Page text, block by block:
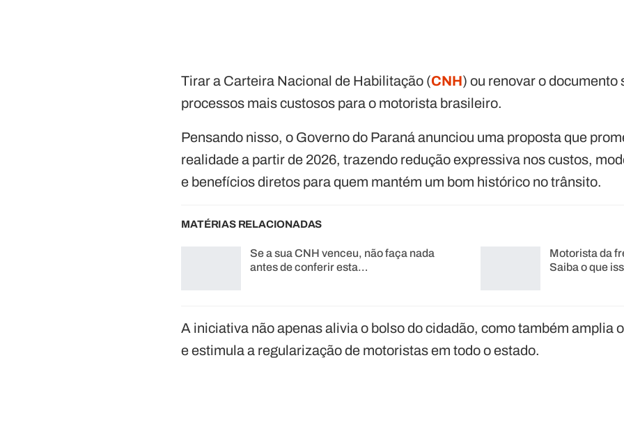
Tirar a Carteira Nacional de Habilitação (CNH) ou renovar o documento
processos mais custosos para o motorista brasileiro.
Pensando nisso, o Governo do Paraná anunciou uma proposta que
realidade a partir de 2026, trazendo redução expressiva nos custos,
e benefícios diretos para quem mantém um bom histórico no trânsito.
MATÉRIAS RELACIONADAS
Se a sua CNH venceu, não faça nada
antes de conferir esta…
Motorista da
Saiba o que
A iniciativa não apenas alivia o bolso do cidadão, como também amplia
e estimula a regularização de motoristas em todo o estado.